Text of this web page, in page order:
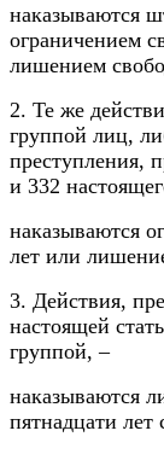
наказываются
ограничением
лишением
2. Те же
группой лиц,
преступления,
и 332
наказываются
лет или
3. Действия,
настоящей
группой, –
наказываются
пятнадцати